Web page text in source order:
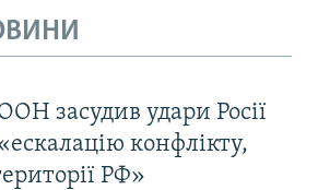
засудив удари Росії
конфлікту,
РФ»